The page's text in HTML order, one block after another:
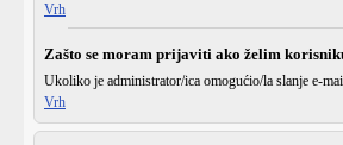
Vrh
Zašto se moram prijaviti ako želim
Ukoliko je administrator/ica omogućio/la slanje e-
Vrh